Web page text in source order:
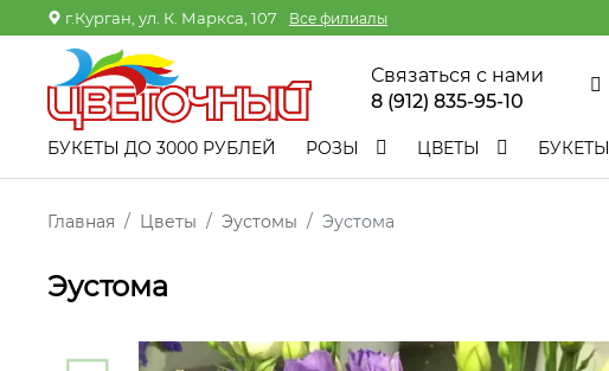
г.Курган, ул. К. Маркса, 107 Все филиалы
Связаться с нами
8 (912) 835-95-10
БУКЕТЫ ДО 3000 РУБЛЕЙ РОЗЫ ЦВЕТЫ БУКЕТЫ
Главная Цветы Эустомы Эустома
Эустома